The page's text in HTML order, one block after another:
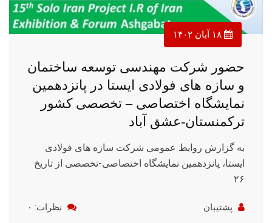
حضور شرکت مهندسی توسعه ساختمان
و سازه های فولادی ایستا در پانزدهمین
نمایشگاه اختصاصی – تخصصی کشور
ترکمنستان-عشق آباد
به گزارش روابط عمومی شرکت سازه های فولادی
ایستا، پانزدهمین نمایشگاه اختصاصی-تخصصی از تاریخ
۲۶
پشتیبان نظرات: ۰